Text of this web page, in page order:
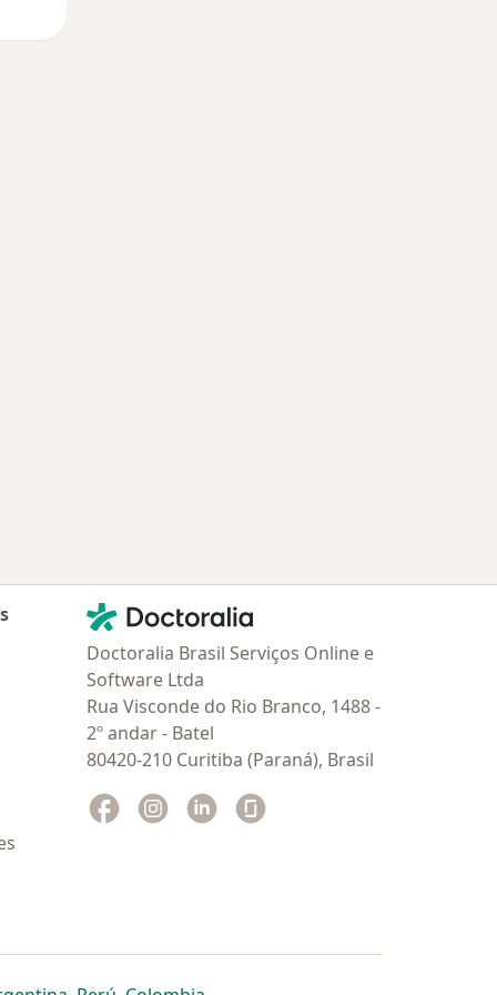
Contato
Doctoralia - Homepage
Doctoralia Brasil Serviços Online e
Software Ltda
Rua Visconde do Rio Branco, 1488 -
2º andar - Batel
80420-210 Curitiba (Paraná), Brasil
Facebook
abre num novo separador
Instagram
abre num novo separador
Linkedin
abre num novo separador